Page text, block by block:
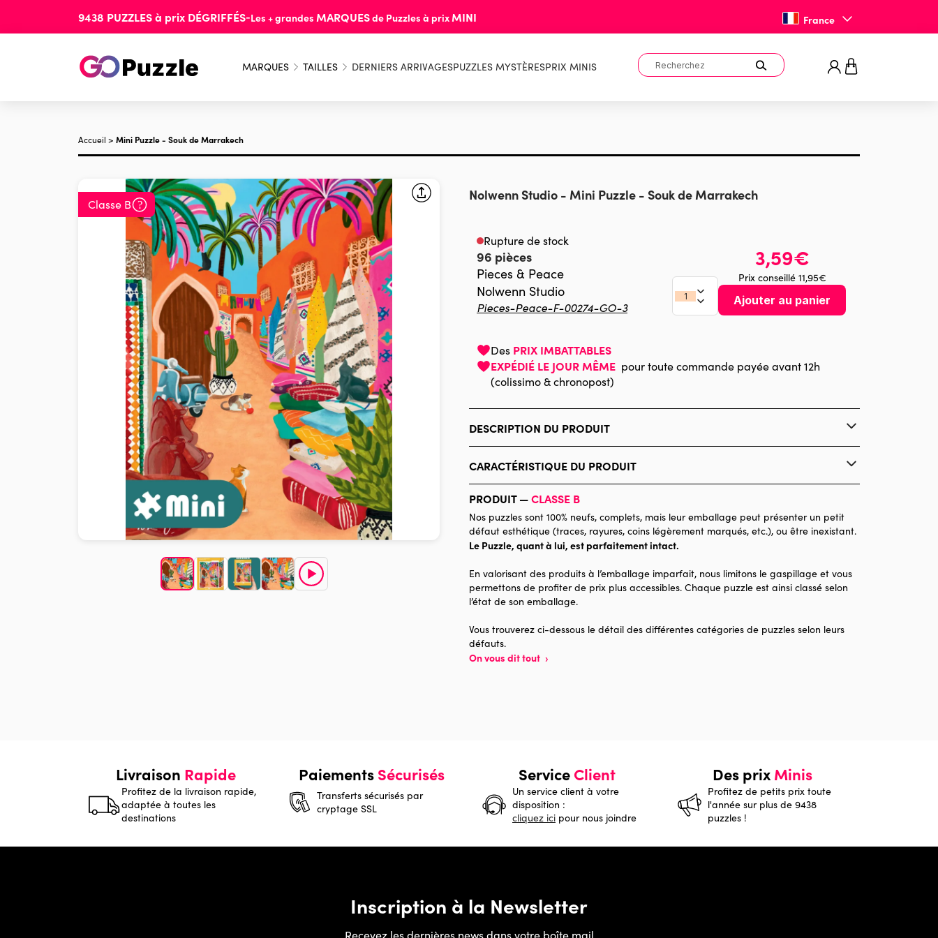
9438 PUZZLESà prix DÉGRIFFÉS-Les + grandes MARQUESde Puzzles à prix MINI France
MARQUES TAILLES DERNIERS ARRIVAGESPUZZLES MYSTÈRESPRIX MINIS
Accueil > Mini Puzzle - Souk de Marrakech
Classe B
Nolwenn Studio - Mini Puzzle - Souk de Marrakech
Rupture de stock
96 pièces
Pieces & Peace
Nolwenn Studio
Pieces-Peace-F-00274-GO-3
3,59€
Prix conseillé 11,95€
Ajouter au panier
Des PRIX IMBATTABLES
EXPÉDIÉ LE JOUR MÊME pour toute commande payée avant 12h
(colissimo & chronopost)
DESCRIPTION DU PRODUIT
Nolwenn Studio
CARACTÉRISTIQUE DU PRODUIT
Marque
Pieces & Peace
Catégorie
Age
à partir de 6 ans (50 à 100 pièces)
Provenance
Nombre de pièces
96 pièces
Dimensions
PRODUIT —CLASSE B
Nos puzzles sont 100% neufs, complets, mais leur emballage peut présenter un petit
défaut esthétique (traces, rayures, coins légèrement marqués, etc.), ou être inexistant.
Le Puzzle, quant à lui, est parfaitement intact.
En valorisant des produits à l’emballage imparfait, nous limitons le gaspillage et vous
permettons de profiter de prix plus accessibles. Chaque puzzle est ainsi classé selon
l’état de son emballage.
Vous trouverez ci-dessous le détail des différentes catégories de puzzles selon leurs
défauts.
On vous dit tout ›
Livraison Rapide
Profitez de la livraison rapide,
adaptée à toutes les
destinations
PaiementsSécurisés
Transferts sécurisés par
cryptage SSL
ServiceClient
Un service client à votre
disposition :
cliquez ici pour nous joindre
Des prixMinis
Profitez de petits prix toute
l'année sur plus de 9438
puzzles !
Inscription à la Newsletter
Recevez les dernières news dans votre boîte mail